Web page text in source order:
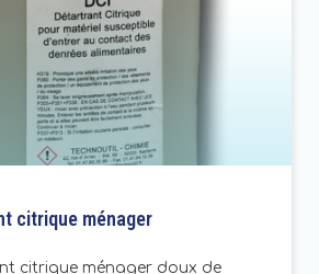
citrique ménager
citrique ménager doux de